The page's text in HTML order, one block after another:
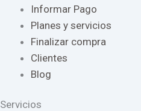
Informar Pago
Planes y servicios
Finalizar compra
Clientes
Blog
Servicios